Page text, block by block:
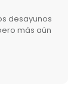
desayunos
más aún